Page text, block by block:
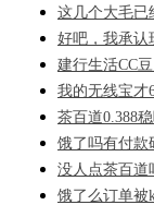
这几个大毛已
好吧，我承认
建行生活CC
我的无线宝才
茶百道0.388
饿了吗有付款
没人点茶百道
饿了么订单被